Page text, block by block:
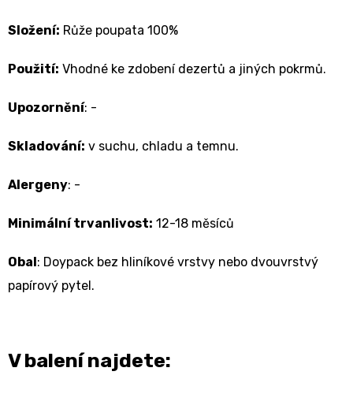
Složení: Růže poupata 100%
Použití: Vhodné ke zdobení dezertů a jiných pokrmů.
Upozornění: -
Skladování: v suchu, chladu a temnu.
Alergeny: -
Minimální trvanlivost: 12-18 měsíců
Obal: Doypack bez hliníkové vrstvy nebo dvouvrstvý
papírový pytel.
V balení najdete: